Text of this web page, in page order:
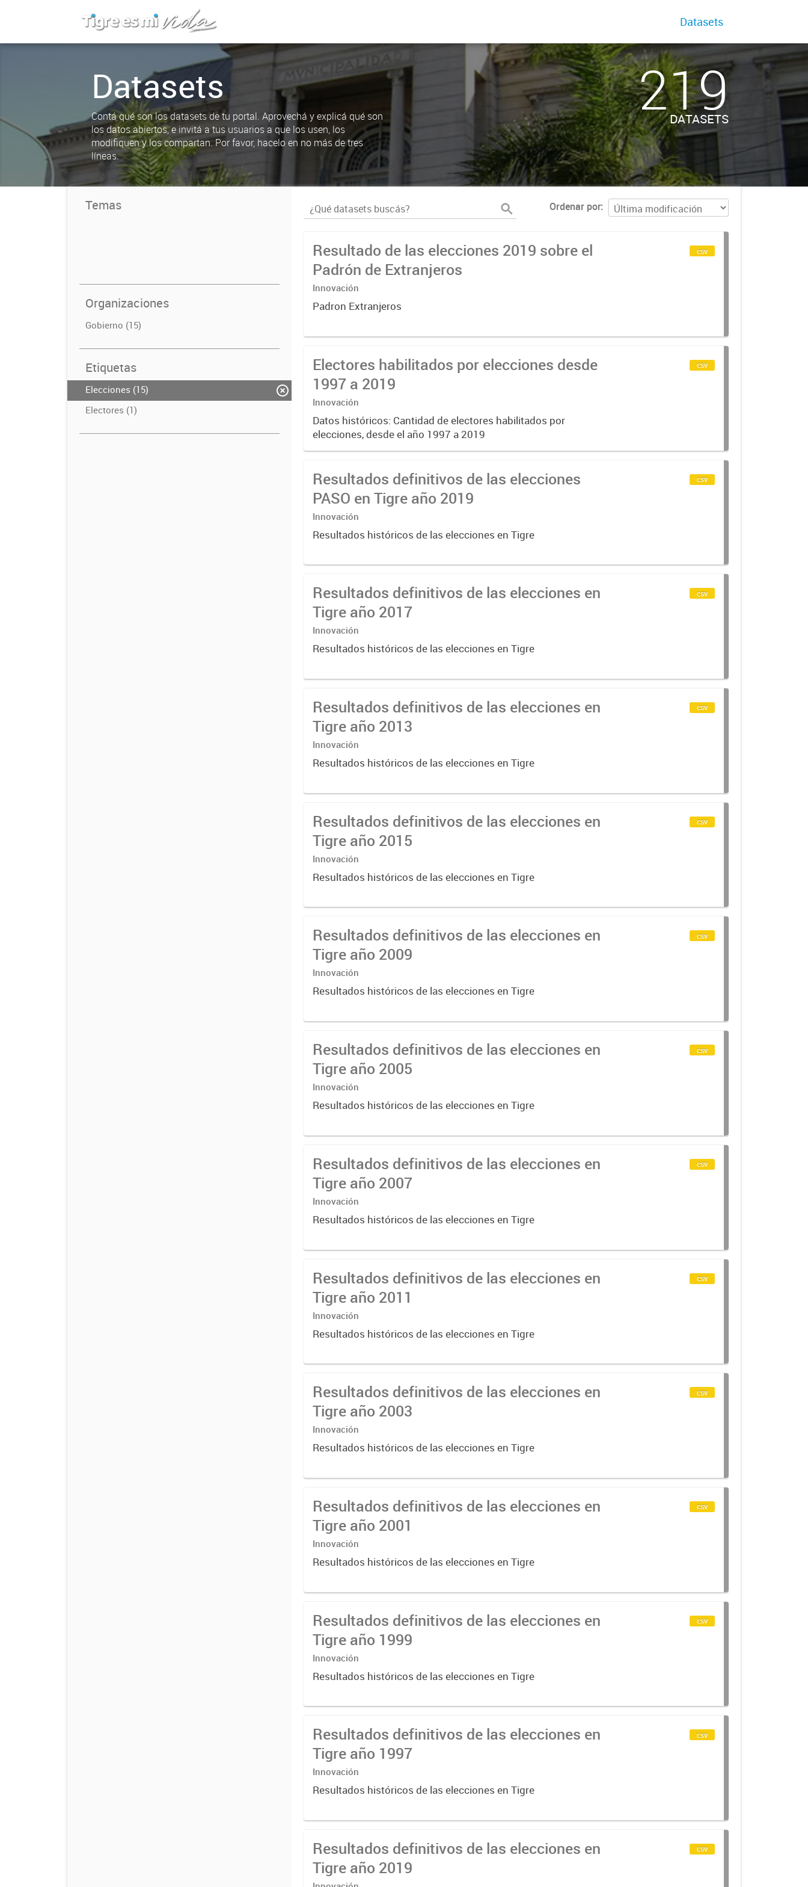
Datasets
Datasets
Contá qué son los datasets de tu portal. Aprovechá y explicá qué son
los datos abiertos, e invitá a tus usuarios a que los usen, los
modifiquen y los compartan. Por favor, hacelo en no más de tres
líneas.
219
DATASETS
Temas
Organizaciones
Gobierno (15)
Etiquetas
Elecciones (15)
Electores (1)
Ordenar por
Resultado de las elecciones 2019 sobre el
Padrón de Extranjeros
Innovación
Padron Extranjeros
csv
Electores habilitados por elecciones desde
1997 a 2019
Innovación
Datos históricos: Cantidad de electores habilitados por
elecciones, desde el año 1997 a 2019
csv
Resultados definitivos de las elecciones
PASO en Tigre año 2019
Innovación
Resultados históricos de las elecciones en Tigre
csv
Resultados definitivos de las elecciones en
Tigre año 2017
Innovación
Resultados históricos de las elecciones en Tigre
csv
Resultados definitivos de las elecciones en
Tigre año 2013
Innovación
Resultados históricos de las elecciones en Tigre
csv
Resultados definitivos de las elecciones en
Tigre año 2015
Innovación
Resultados históricos de las elecciones en Tigre
csv
Resultados definitivos de las elecciones en
Tigre año 2009
Innovación
Resultados históricos de las elecciones en Tigre
csv
Resultados definitivos de las elecciones en
Tigre año 2005
Innovación
Resultados históricos de las elecciones en Tigre
csv
Resultados definitivos de las elecciones en
Tigre año 2007
Innovación
Resultados históricos de las elecciones en Tigre
csv
Resultados definitivos de las elecciones en
Tigre año 2011
Innovación
Resultados históricos de las elecciones en Tigre
csv
Resultados definitivos de las elecciones en
Tigre año 2003
Innovación
Resultados históricos de las elecciones en Tigre
csv
Resultados definitivos de las elecciones en
Tigre año 2001
Innovación
Resultados históricos de las elecciones en Tigre
csv
Resultados definitivos de las elecciones en
Tigre año 1999
Innovación
Resultados históricos de las elecciones en Tigre
csv
Resultados definitivos de las elecciones en
Tigre año 1997
Innovación
Resultados históricos de las elecciones en Tigre
csv
Resultados definitivos de las elecciones en
Tigre año 2019
csv